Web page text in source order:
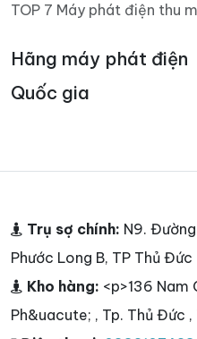
TOP 7 Máy phát điện thu
Hãng máy phát điện
Quốc gia
Trụ sợ chính: N9.
Phước Long B, TP Thủ Đức
Kho hàng: <p>136 Nam
Ph&uacute; , Tp. Thủ Đức ,